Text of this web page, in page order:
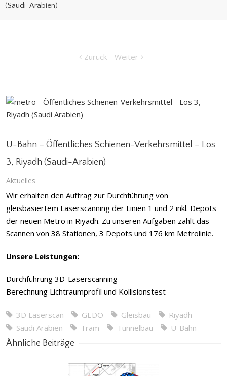
(Saudi-Arabien)
Zurück Weiter
U-Bahn – Öffentliches Schienen-Verkehrsmittel – Los
3, Riyadh (Saudi-Arabien)
Aktuelles
Wir erhalten den Auftrag zur Durchführung von
gleisbasiertem Laserscanning der Linien 1 und 2 inkl. Depots
der neuen Metro in Riyadh. Zu unseren Aufgaben zählt das
Scannen von 38 Stationen, 3 Depots und 176 km Metrolinie.
Unsere Leistungen:
Durchführung 3D-Laserscanning
Berechnung Lichtraumprofil und Kollisionstest
3D Laserscan GEDO Gleisbau
Riyadh
Saudi Arabien
Tram Tunnelbau
U-Bahn
Ähnliche Beiträge